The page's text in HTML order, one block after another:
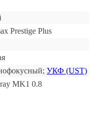
Prestige Plus
УКФ (UST)
MK1 0.8